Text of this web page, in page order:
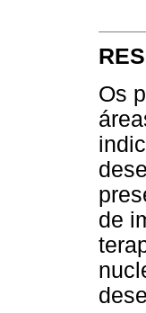
Os
de